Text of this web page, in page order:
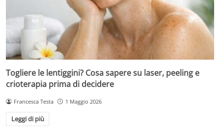
Togliere le lentiggini? Cosa sapere su laser, peeling e
crioterapia prima di decidere
Francesca Testa 1 Maggio 2026
Leggi di più